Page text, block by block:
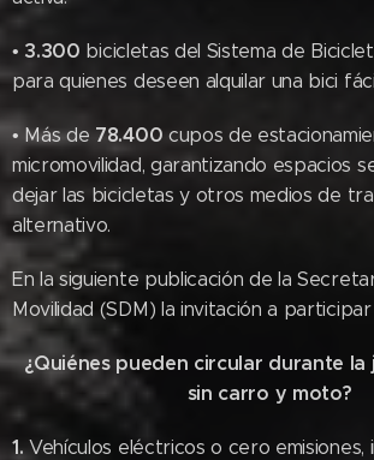
• 3.300 bicicletas del Sistema de
para quienes deseen alquilar una bici
• Más de 78.400 cupos de
micromovilidad, garantizando espacios
dejar las bicicletas y otros medios de
alternativo.
En la siguiente publicación de la
Movilidad (SDM) la invitación a
¿Quiénes pueden circular durante la
sin carro y moto?
1.Vehículos eléctricos o cero emisiones,